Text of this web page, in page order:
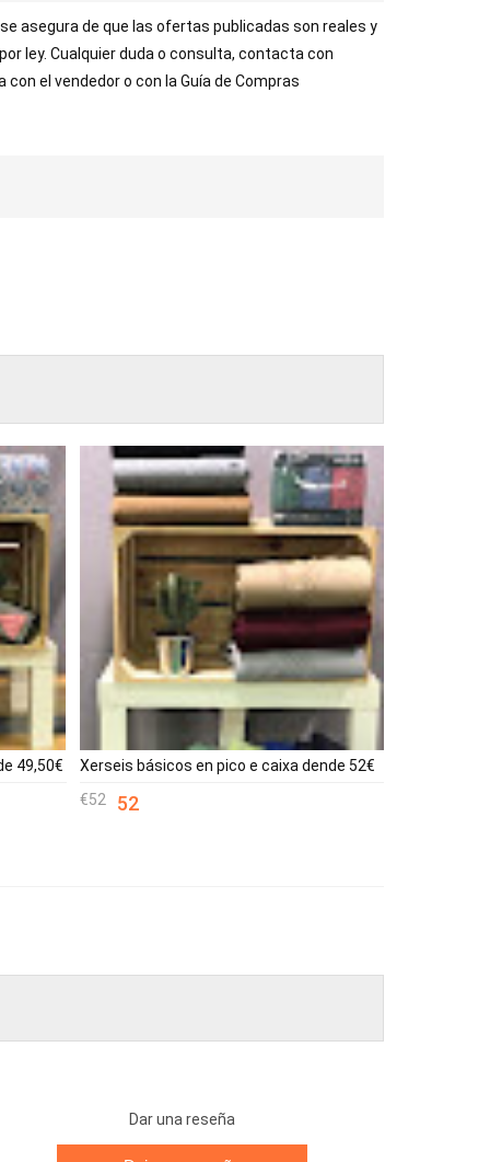
asegura de que las ofertas publicadas son reales y
ley. Cualquier duda o consulta, contacta con
el vendedor o con la Guía de Compras
49,50€
Xerseis básicos en pico e caixa dende 52€
52
52
Dar una reseña